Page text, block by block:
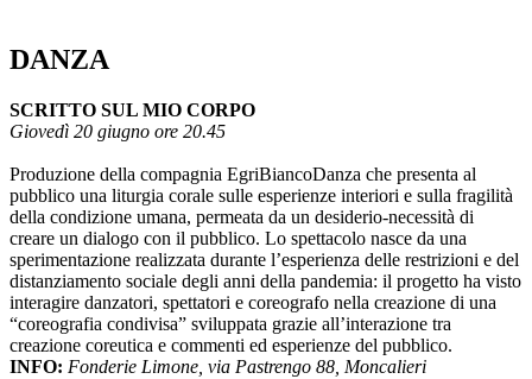
DANZA
SCRITTO SUL MIO CORPO
Giovedì 20 giugno ore 20.45
Produzione della compagnia EgriBiancoDanza che presenta al
pubblico una liturgia corale sulle esperienze interiori e sulla fragilità
della condizione umana, permeata da un desiderio-necessità di
creare un dialogo con il pubblico. Lo spettacolo nasce da una
sperimentazione realizzata durante l’esperienza delle restrizioni e del
distanziamento sociale degli anni della pandemia: il progetto ha visto
interagire danzatori, spettatori e coreografo nella creazione di una
“coreografia condivisa” sviluppata grazie all’interazione tra
creazione coreutica e commenti ed esperienze del pubblico.
INFO: Fonderie Limone, via Pastrengo 88, Moncalieri